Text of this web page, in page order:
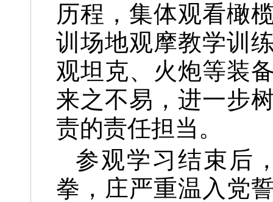
历程，集体观看橄
训场地观摩教学训
观坦克、火炮等装
来之不易，进一步
责的责任担当。
参观学习结束后
拳，庄严重温入党